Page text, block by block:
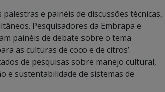
e painéis de discussões técnicas,
Pesquisadores da Embrapa e
painéis de debate sobre o tema
as culturas de coco e de citros’.
de pesquisas sobre manejo cultural,
e sustentabilidade de sistemas de